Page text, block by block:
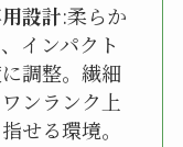
設計:柔らか
インパクト
調整。繊細
ンランク上
せる環境。